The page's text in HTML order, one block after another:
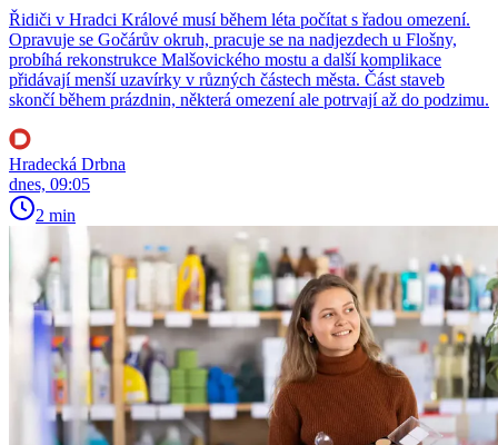
Řidiči v Hradci Králové musí během léta počítat s řadou omezení.
Opravuje se Gočárův okruh, pracuje se na nadjezdech u Flošny,
probíhá rekonstrukce Malšovického mostu a další komplikace
přidávají menší uzavírky v různých částech města. Část staveb
skončí během prázdnin, některá omezení ale potrvají až do podzimu.
Hradecká Drbna
dnes, 09:05
2 min